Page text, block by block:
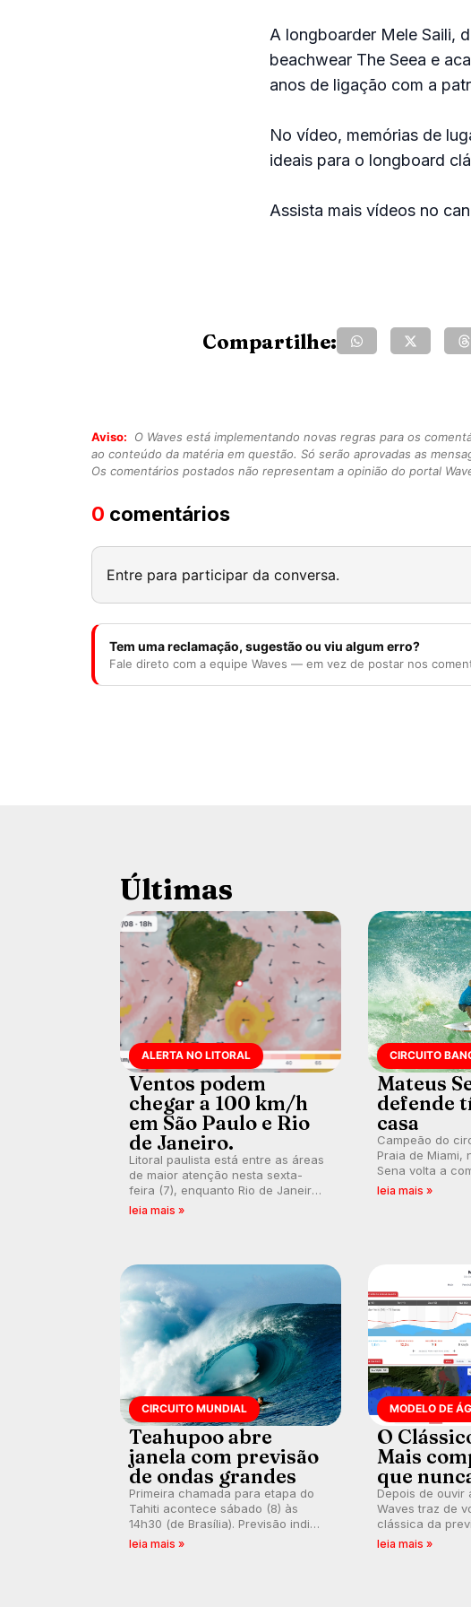
A longboarder Mele Saili,
beachwear The Seea e
anos de ligação com a
No vídeo, memórias de
ideais para o longboard
Assista mais vídeos no
Compartilhe:
Aviso:
O Waves está implementando novas regras para os
ao conteúdo da matéria em questão. Só serão aprovadas as
Os comentários postados não representam a opinião do portal
0 comentários
Entre para participar da conversa.
Tem uma reclamação, sugestão ou viu algum erro?
Fale direto com a equipe Waves — em vez de postar nos
Últimas
ALERTA NO LITORAL
Ventos podem
chegar a 100 km/h
em São Paulo e Rio
de Janeiro.
Litoral paulista está entre as áreas
de maior atenção nesta sexta-
feira (7), enquanto Rio de Janeiro
também recebe alerta para ventos
leia mais »
CIRCUITO
Mateus
defende
casa
Campeão do
Praia de Miami,
Sena volta a
busca de
leia mais »
CIRCUITO MUNDIAL
Teahupoo abre
janela com previsão
de ondas grandes
Primeira chamada para etapa do
Tahiti acontece sábado (8) às
14h30 (de Brasília). Previsão indica
swell consistente. Medina
leia mais »
MODELO DE
O
Mais
que
Depois de ouvir
Waves traz de
clássica da
rasas, agora
leia mais »